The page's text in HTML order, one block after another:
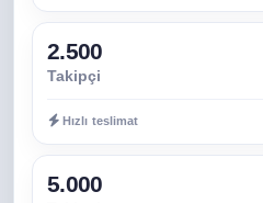
2.500
Takipçi
Hızlı teslimat
5.000